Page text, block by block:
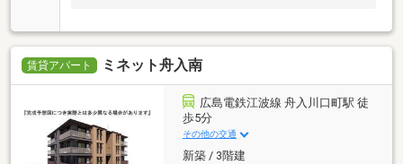
賃貸アパート ミネット舟入南
広島電鉄江波線 舟入川口町駅 徒
歩5分
その他の交通
新築 / 3階建